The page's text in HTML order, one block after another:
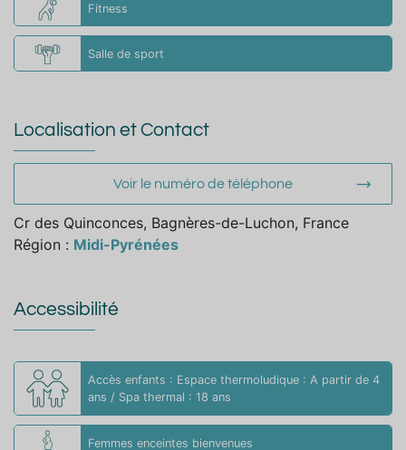
Fitness
Salle de sport
Localisation et Contact
Voir le numéro de téléphone
Cr des Quinconces, Bagnères-de-Luchon, France
Région : Midi-Pyrénées
Accessibilité
Accès enfants : Espace thermoludique : A partir de 4
ans / Spa thermal : 18 ans
Femmes enceintes bienvenues